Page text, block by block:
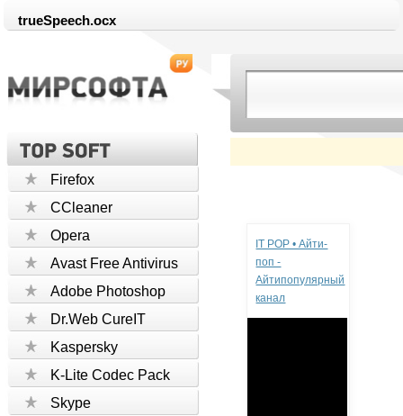
trueSpeech.ocx
Firefox
CCleaner
Opera
Avast Free Antivirus
Adobe Photoshop
Dr.Web CureIT
Kaspersky
K-Lite Codec Pack
Skype
IT POP • Айти-
поп -
Айтипопулярный
канал